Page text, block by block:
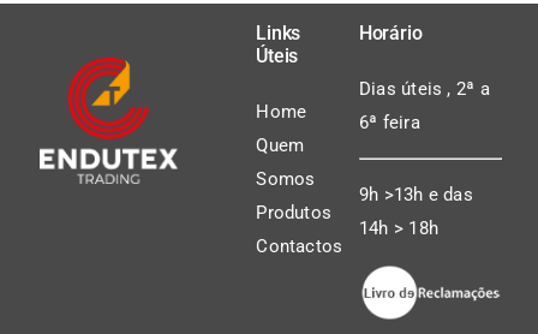
DETAILS
Links
Úteis
Home
Quem
Somos
Produtos
Contactos
Horário
Dias úteis , 2ª a
6ª feira
9h >13h e das
14h > 18h